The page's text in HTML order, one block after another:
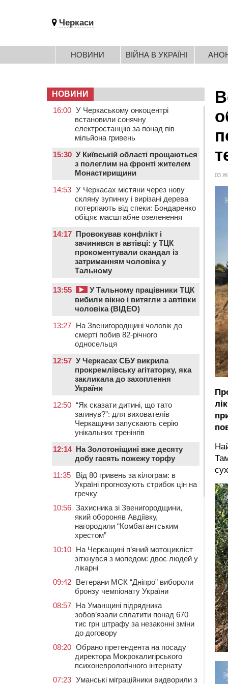
Черкаси
НОВИНИ ВІЙНА В УКРАЇНІ
03
НОВИНИ
16:00 У Черкаському онкоцентрі
встановили сонячну
електростанцію за понад пів
мільйона гривень
15:30 У Київській області прощаються
з полеглим на фронті жителем
Монастирищини
14:53 У Черкасах містяни через нову
скляну зупинку і вирізані дерева
потерпають від спеки: Бондаренко
обіцяє масштабне озеленення
14:17 Провокував конфлікт і
зачинився в автівці: у ТЦК
прокоментували скандал із
затриманням чоловіка у
Тальному
13:55
У Тальному працівники ТЦК
вибили вікно і витягли з автівки
чоловіка (ВІДЕО)
13:27 На Звенигородщині чоловік до
смерті побив 82-річного
односельця
12:57 У Черкасах СБУ викрила
прокремлівську агітаторку, яка
закликала до захоплення
України
12:50 “Як сказати дитині, що тато
загинув?”: для вихователів
Черкащини запускають серію
унікальних тренінгів
12:14 На Золотоніщині вже десяту
добу гасять пожежу торфу
11:35
Від 80 гривень за кілограм: в
Україні прогнозують стрибок цін на
гречку
10:56 Захисника зі Звенигородщини,
який обороняв Авдіївку,
нагородили “Комбатантським
хрестом”
10:10 На Черкащині п’яний мотоцикліст
зіткнувся з мопедом: двоє людей у
лікарні
09:42 Ветерани МСК “Дніпро” вибороли
бронзу чемпіонату України
08:57 На Уманщині підрядника
зобов’язали сплатити понад 670
тис грн штрафу за незаконні зміни
до договору
08:20 Обрано претендента на посаду
директора Мокрокалигірського
психоневрологічного інтернату
07:23 Уманські міграційники видворили з